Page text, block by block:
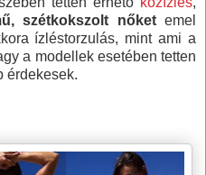
szétkokszolt nőketemel
ízléstorzulás, mint ami a
a modellek esetében tetten
érdekesek.